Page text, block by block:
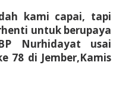
kami capai, tapi
untuk berupaya
Nurhidayat usai
78 di Jember,Kamis